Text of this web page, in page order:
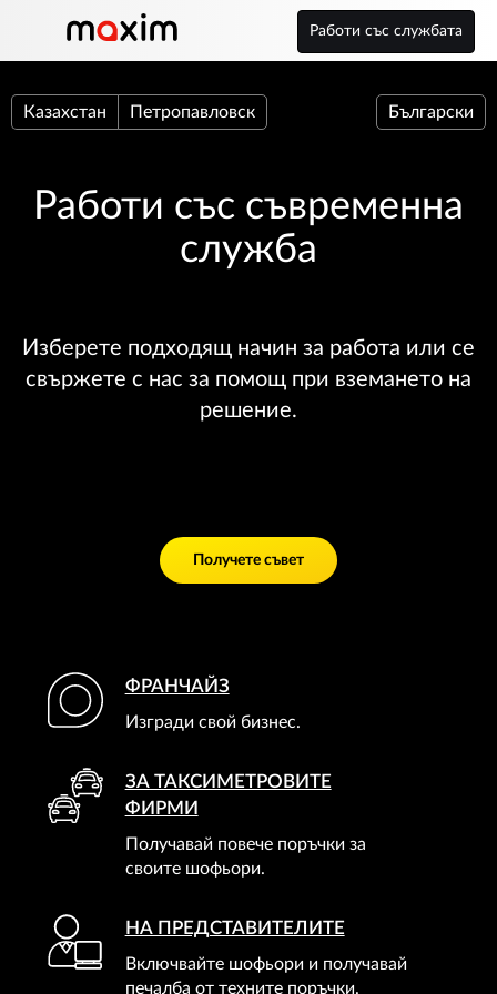
Работи със службата
Казахстан Петропавловск Български
Работи със съвременна
служба
Изберете подходящ начин за работа или се
свържете с нас за помощ при вземането на
решение.
Получете съвет
ФРАНЧАЙЗ
Изгради свой бизнес.
ЗА ТАКСИМЕТРОВИТЕ
ФИРМИ
Получавай повече поръчки за
своите шофьори.
НА ПРЕДСТАВИТЕЛИТЕ
Включвайте шофьори и получавай
печалба от техните поръчки.